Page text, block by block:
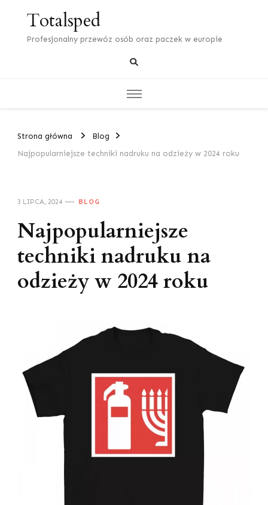
Totalsped
Profesjonalny przewóz osób oraz paczek w europie
Strona główna
Blog
Najpopularniejsze techniki nadruku na odzieży w 2024 roku
3 LIPCA, 2024 BLOG
Najpopularniejsze
techniki nadruku na
odzieży w 2024 roku